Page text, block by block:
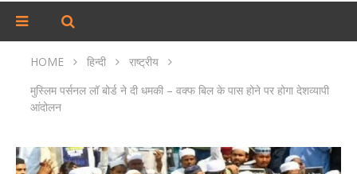
HOME हिन्दी
राष्ट्रीय
मुस्लिम पर्सनल लॉ बोर्ड ने दी धमकी – वक्फ बिल के पास होने पर होगा देशव्यापी
आंदोलन